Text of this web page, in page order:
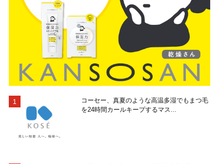
コーセー、真夏のような高温多湿でもまつ毛
を24時間カールキープするマス...